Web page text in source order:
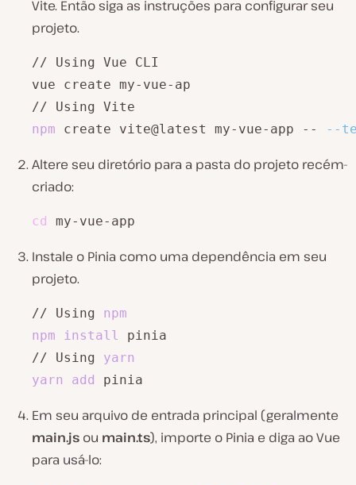
Vite. Então siga as instruções para configurar seu
projeto.
// Using Vue CLI
vue create my-vue-ap
npm create vite@latest my-vue-app -- --
Altere seu diretório para a pasta do projeto recém-
criado:
cd my-vue-app
Instale o Pinia como uma dependência em seu
projeto.
// Using npm
npm
install
pinia
// Using yarn
yarn
add pinia
Em seu arquivo de entrada principal (geralmente
main.js ou main.ts), importe o Pinia e diga ao Vue
para usá-lo: